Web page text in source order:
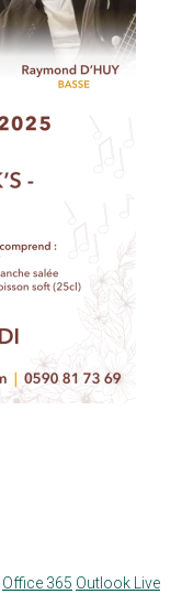
Office 365 Outlook Live